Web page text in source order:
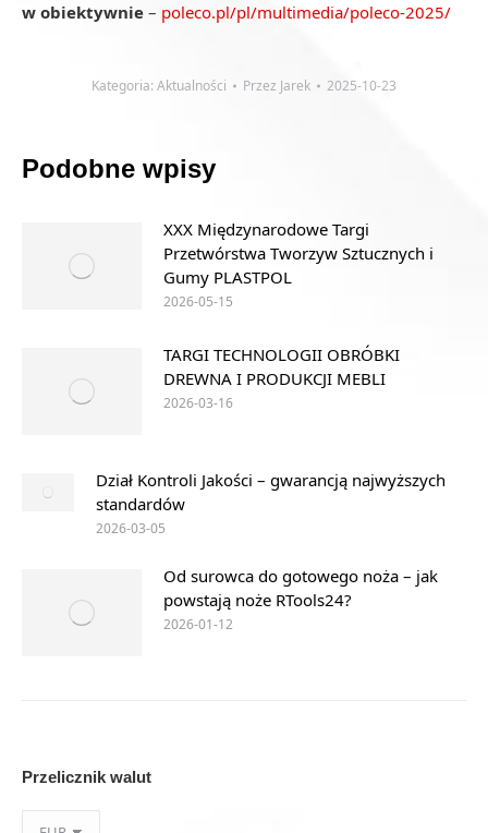
w obiektywnie – poleco.pl/pl/multimedia/poleco-2025/
Kategoria: Aktualności Przez Jarek 2025-10-23
Podobne wpisy
XXX Międzynarodowe Targi
Przetwórstwa Tworzyw Sztucznych i
Gumy PLASTPOL
2026-05-15
TARGI TECHNOLOGII OBRÓBKI
DREWNA I PRODUKCJI MEBLI
2026-03-16
Dział Kontroli Jakości – gwarancją najwyższych
standardów
2026-03-05
Od surowca do gotowego noża – jak
powstają noże RTools24?
2026-01-12
Przelicznik walut